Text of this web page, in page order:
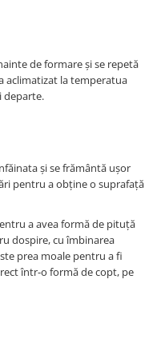
de formare și se repetă
aclimatizat la temperatua
departe.
și se frământă ușor
pentru a obține o suprafață
a avea formă de pituță
dospire, cu îmbinarea
prea moale pentru a fi
într-o formă de copt, pe